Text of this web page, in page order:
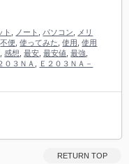
ト ノート パソコン
メリ
,不便 ,使ってみた ,使用 ,使用
,感想 ,最安 ,最安値 ,最強
０３ＮＡ
Ｅ２０３ＮＡ－
RETURN TOP